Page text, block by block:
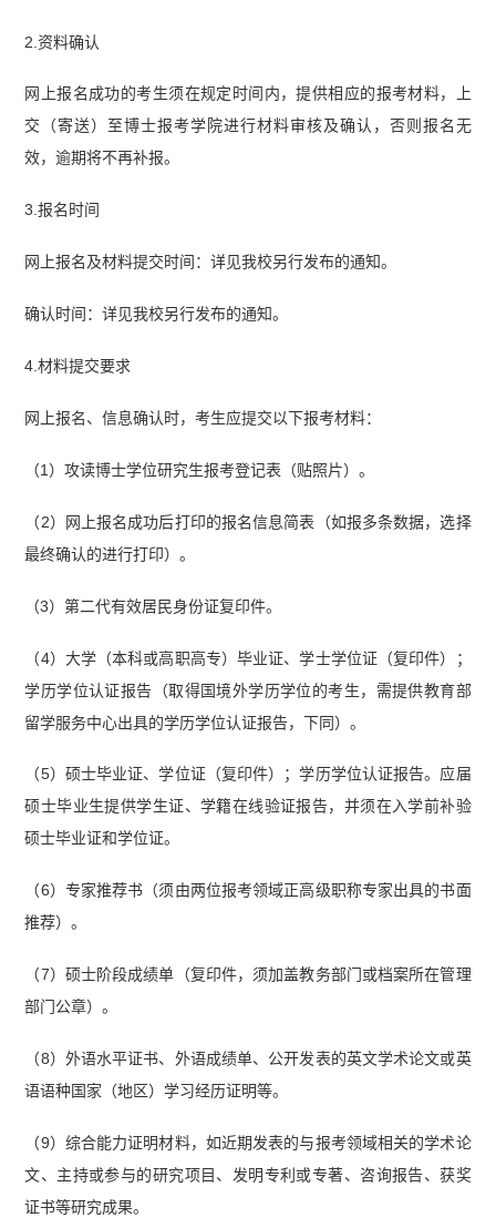
2.资料确认
网上报名成功的考生须在规定时间内，提供相应的报考材料，上
交（寄送）至博士报考学院进行材料审核及确认，否则报名无
效，逾期将不再补报。
3.报名时间
网上报名及材料提交时间：详见我校另行发布的通知。
确认时间：详见我校另行发布的通知。
4.材料提交要求
网上报名、信息确认时，考生应提交以下报考材料：
（1）攻读博士学位研究生报考登记表（贴照片）。
（2）网上报名成功后打印的报名信息简表（如报多条数据，选择
最终确认的进行打印）。
（3）第二代有效居民身份证复印件。
（4）大学（本科或高职高专）毕业证、学士学位证（复印件）；
学历学位认证报告（取得国境外学历学位的考生，需提供教育部
留学服务中心出具的学历学位认证报告，下同）。
（5）硕士毕业证、学位证（复印件）；学历学位认证报告。应届
硕士毕业生提供学生证、学籍在线验证报告，并须在入学前补验
硕士毕业证和学位证。
（6）专家推荐书（须由两位报考领域正高级职称专家出具的书面
推荐）。
（7）硕士阶段成绩单（复印件，须加盖教务部门或档案所在管理
部门公章）。
（8）外语水平证书、外语成绩单、公开发表的英文学术论文或英
语语种国家（地区）学习经历证明等。
（9）综合能力证明材料，如近期发表的与报考领域相关的学术论
文、主持或参与的研究项目、发明专利或专著、咨询报告、获奖
证书等研究成果。